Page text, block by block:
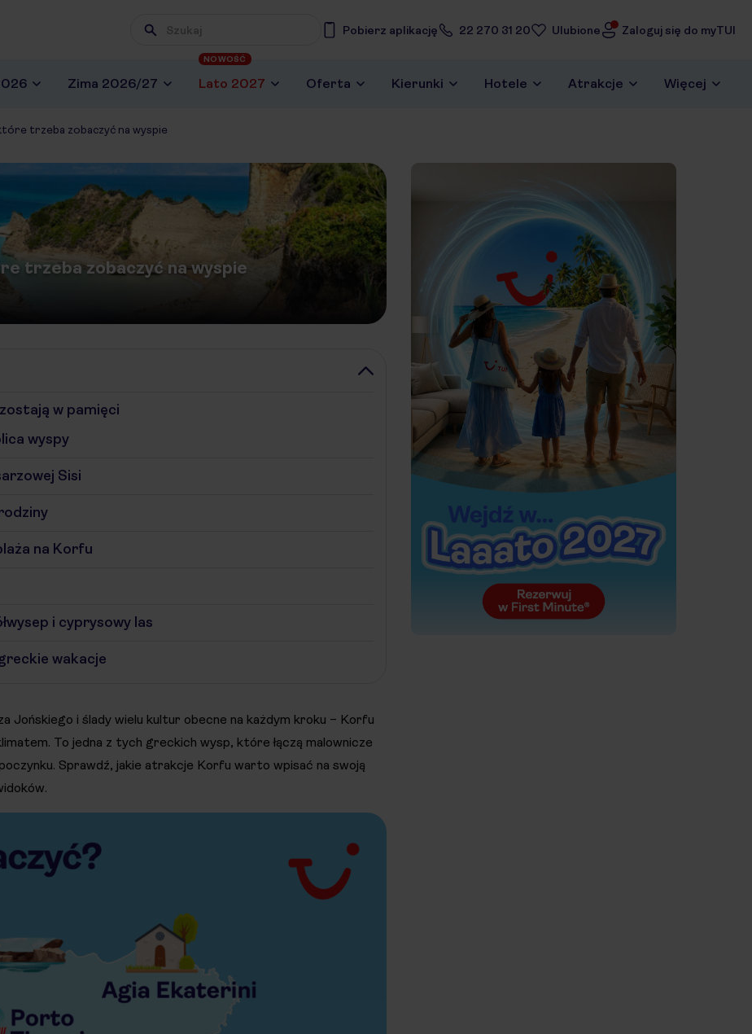
Pobierz aplikację 22 270 31 20 Ulubione Zaloguj się do myTUI
Zima 2026/27 Lato 2027
NOWOŚĆ
Oferta Kierunki Hotele Atrakcje Więcej
trzeba zobaczyć na wyspie
trzeba zobaczyć na wyspie
w pamięci
wyspy
Sisi
na Korfu
i cyprysowy las
wakacje
Jońskiego i ślady wielu kultur obecne na każdym kroku – Korfu
To jedna z tych greckich wysp, które łączą malownicze
Sprawdź, jakie atrakcje Korfu warto wpisać na swoją